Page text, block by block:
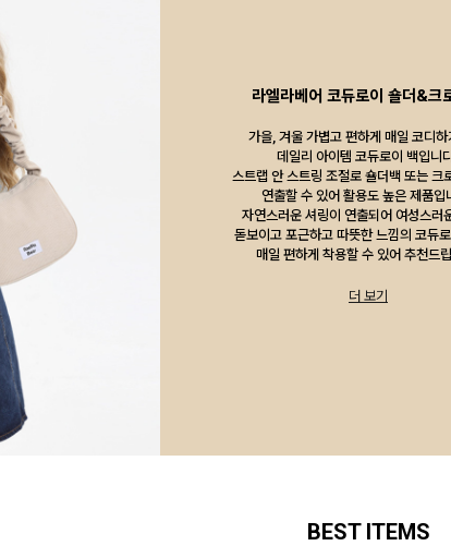
라엘라베어 코듀로이 숄더&크
가을, 겨울 가볍고 편하게 매일 코디하
데일리 아이템 코듀로이 백입니
스트랩 안 스트링 조절로 숄더백 또는 크
연출할 수 있어 활용도 높은 제품입
자연스러운 셔링이 연출되어 여성스러
돋보이고 포근하고 따뜻한 느낌의 코듀
매일 편하게 착용할 수 있어 추천드
더 보기
BEST ITEMS